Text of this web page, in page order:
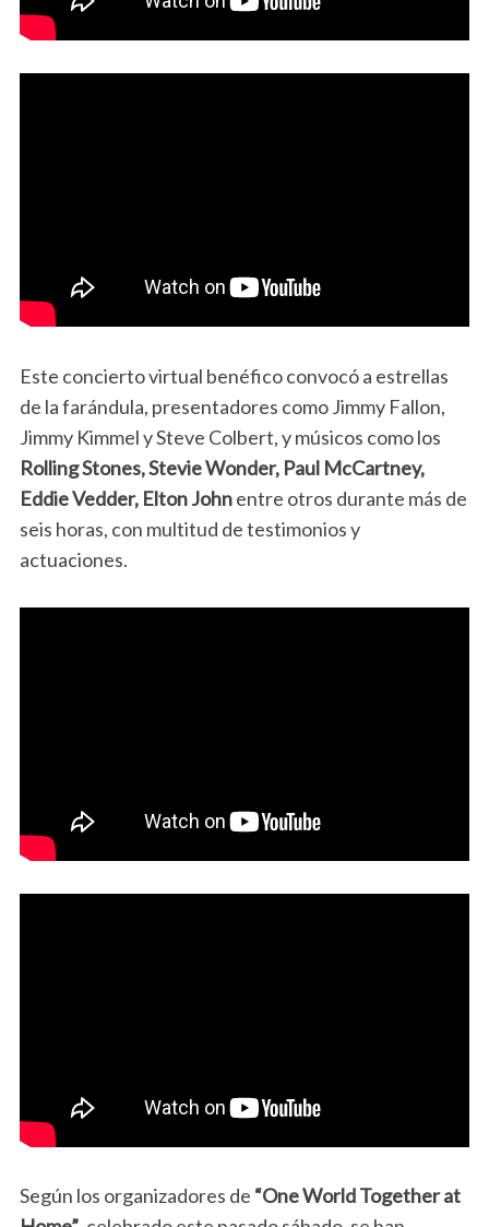
Este concierto virtual benéfico convocó a estrellas
de la farándula, presentadores como Jimmy Fallon,
Jimmy Kimmel y Steve Colbert, y músicos como los
Rolling Stones, Stevie Wonder, Paul McCartney,
Eddie Vedder, Elton Johnentre otros durante más de
seis horas, con multitud de testimonios y
actuaciones.
Según los organizadores de “One World Together at